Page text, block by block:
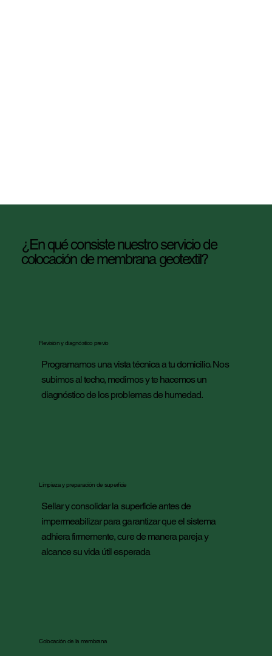
¿En qué consiste nuestro servicio de
colocación de membrana geotextil?
Revisión y diagnóstico previo
Programamos una vista técnica a tu domicilio. Nos
subimos al techo, medimos y te hacemos un
diagnóstico de los problemas de humedad.
Limpieza y preparación de superficie
Sellar y consolidar la superficie antes de
impermeabilizar para garantizar que el sistema
adhiera firmemente, cure de manera pareja y
alcance su vida útil esperada
Colocación de la membrana